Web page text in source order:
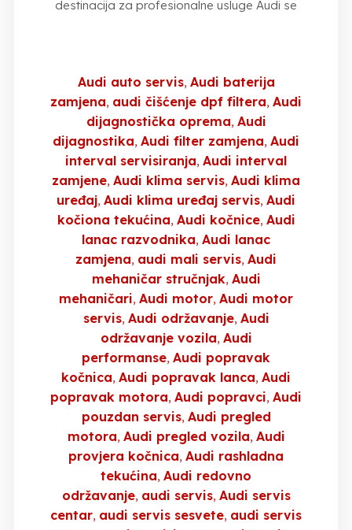
destinacija za profesionalne usluge Audi se
Audi auto servis Audi baterija
zamjena audi čišćenje dpf filtera Audi
dijagnostička oprema Audi
dijagnostika Audi filter zamjena Audi
interval servisiranja Audi interval
zamjene Audi klima servis Audi klima
uređaj Audi klima uređaj servis Audi
kočiona tekućina Audi kočnice Audi
lanac razvodnika Audi lanac
zamjena audi mali servis Audi
mehaničar stručnjak Audi
mehaničari Audi motor Audi motor
servis Audi održavanje Audi
održavanje vozila Audi
performanse Audi popravak
kočnica Audi popravak lanca Audi
popravak motora Audi popravci Audi
pouzdan servis Audi pregled
motora Audi pregled vozila Audi
provjera kočnica Audi rashladna
tekućina Audi redovno
održavanje audi servis Audi servis
centar audi servis sesvete audi servis